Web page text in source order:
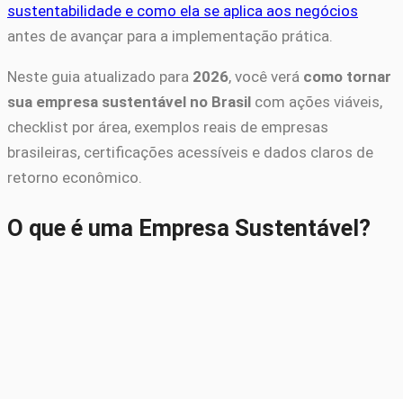
sustentabilidade e como ela se aplica aos negócios
antes de avançar para a implementação prática.
Neste guia atualizado para 2026, você verá como tornar
sua empresa sustentável no Brasil com ações viáveis,
checklist por área, exemplos reais de empresas
brasileiras, certificações acessíveis e dados claros de
retorno econômico.
O que é uma Empresa Sustentável?